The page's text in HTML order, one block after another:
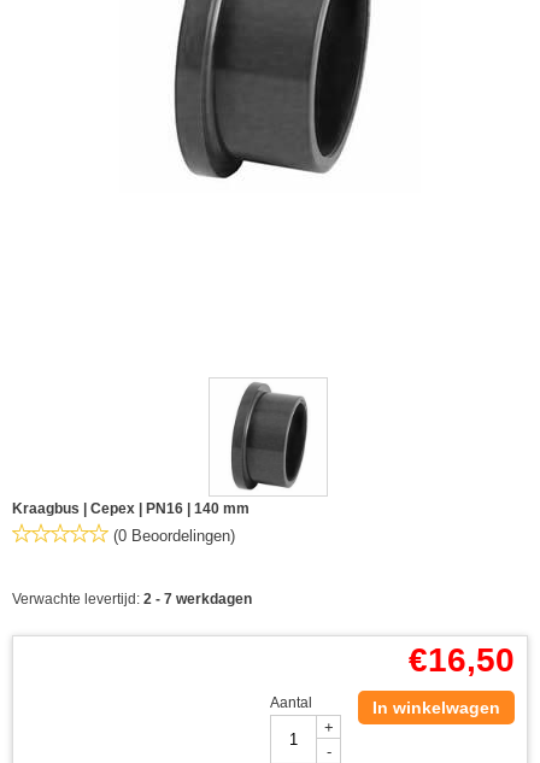
Kraagbus | Cepex | PN16 | 140 mm
(0 Beoordelingen)
Verwachte levertijd: 2 - 7 werkdagen
€16,50
Aantal
+
-
In winkelwagen